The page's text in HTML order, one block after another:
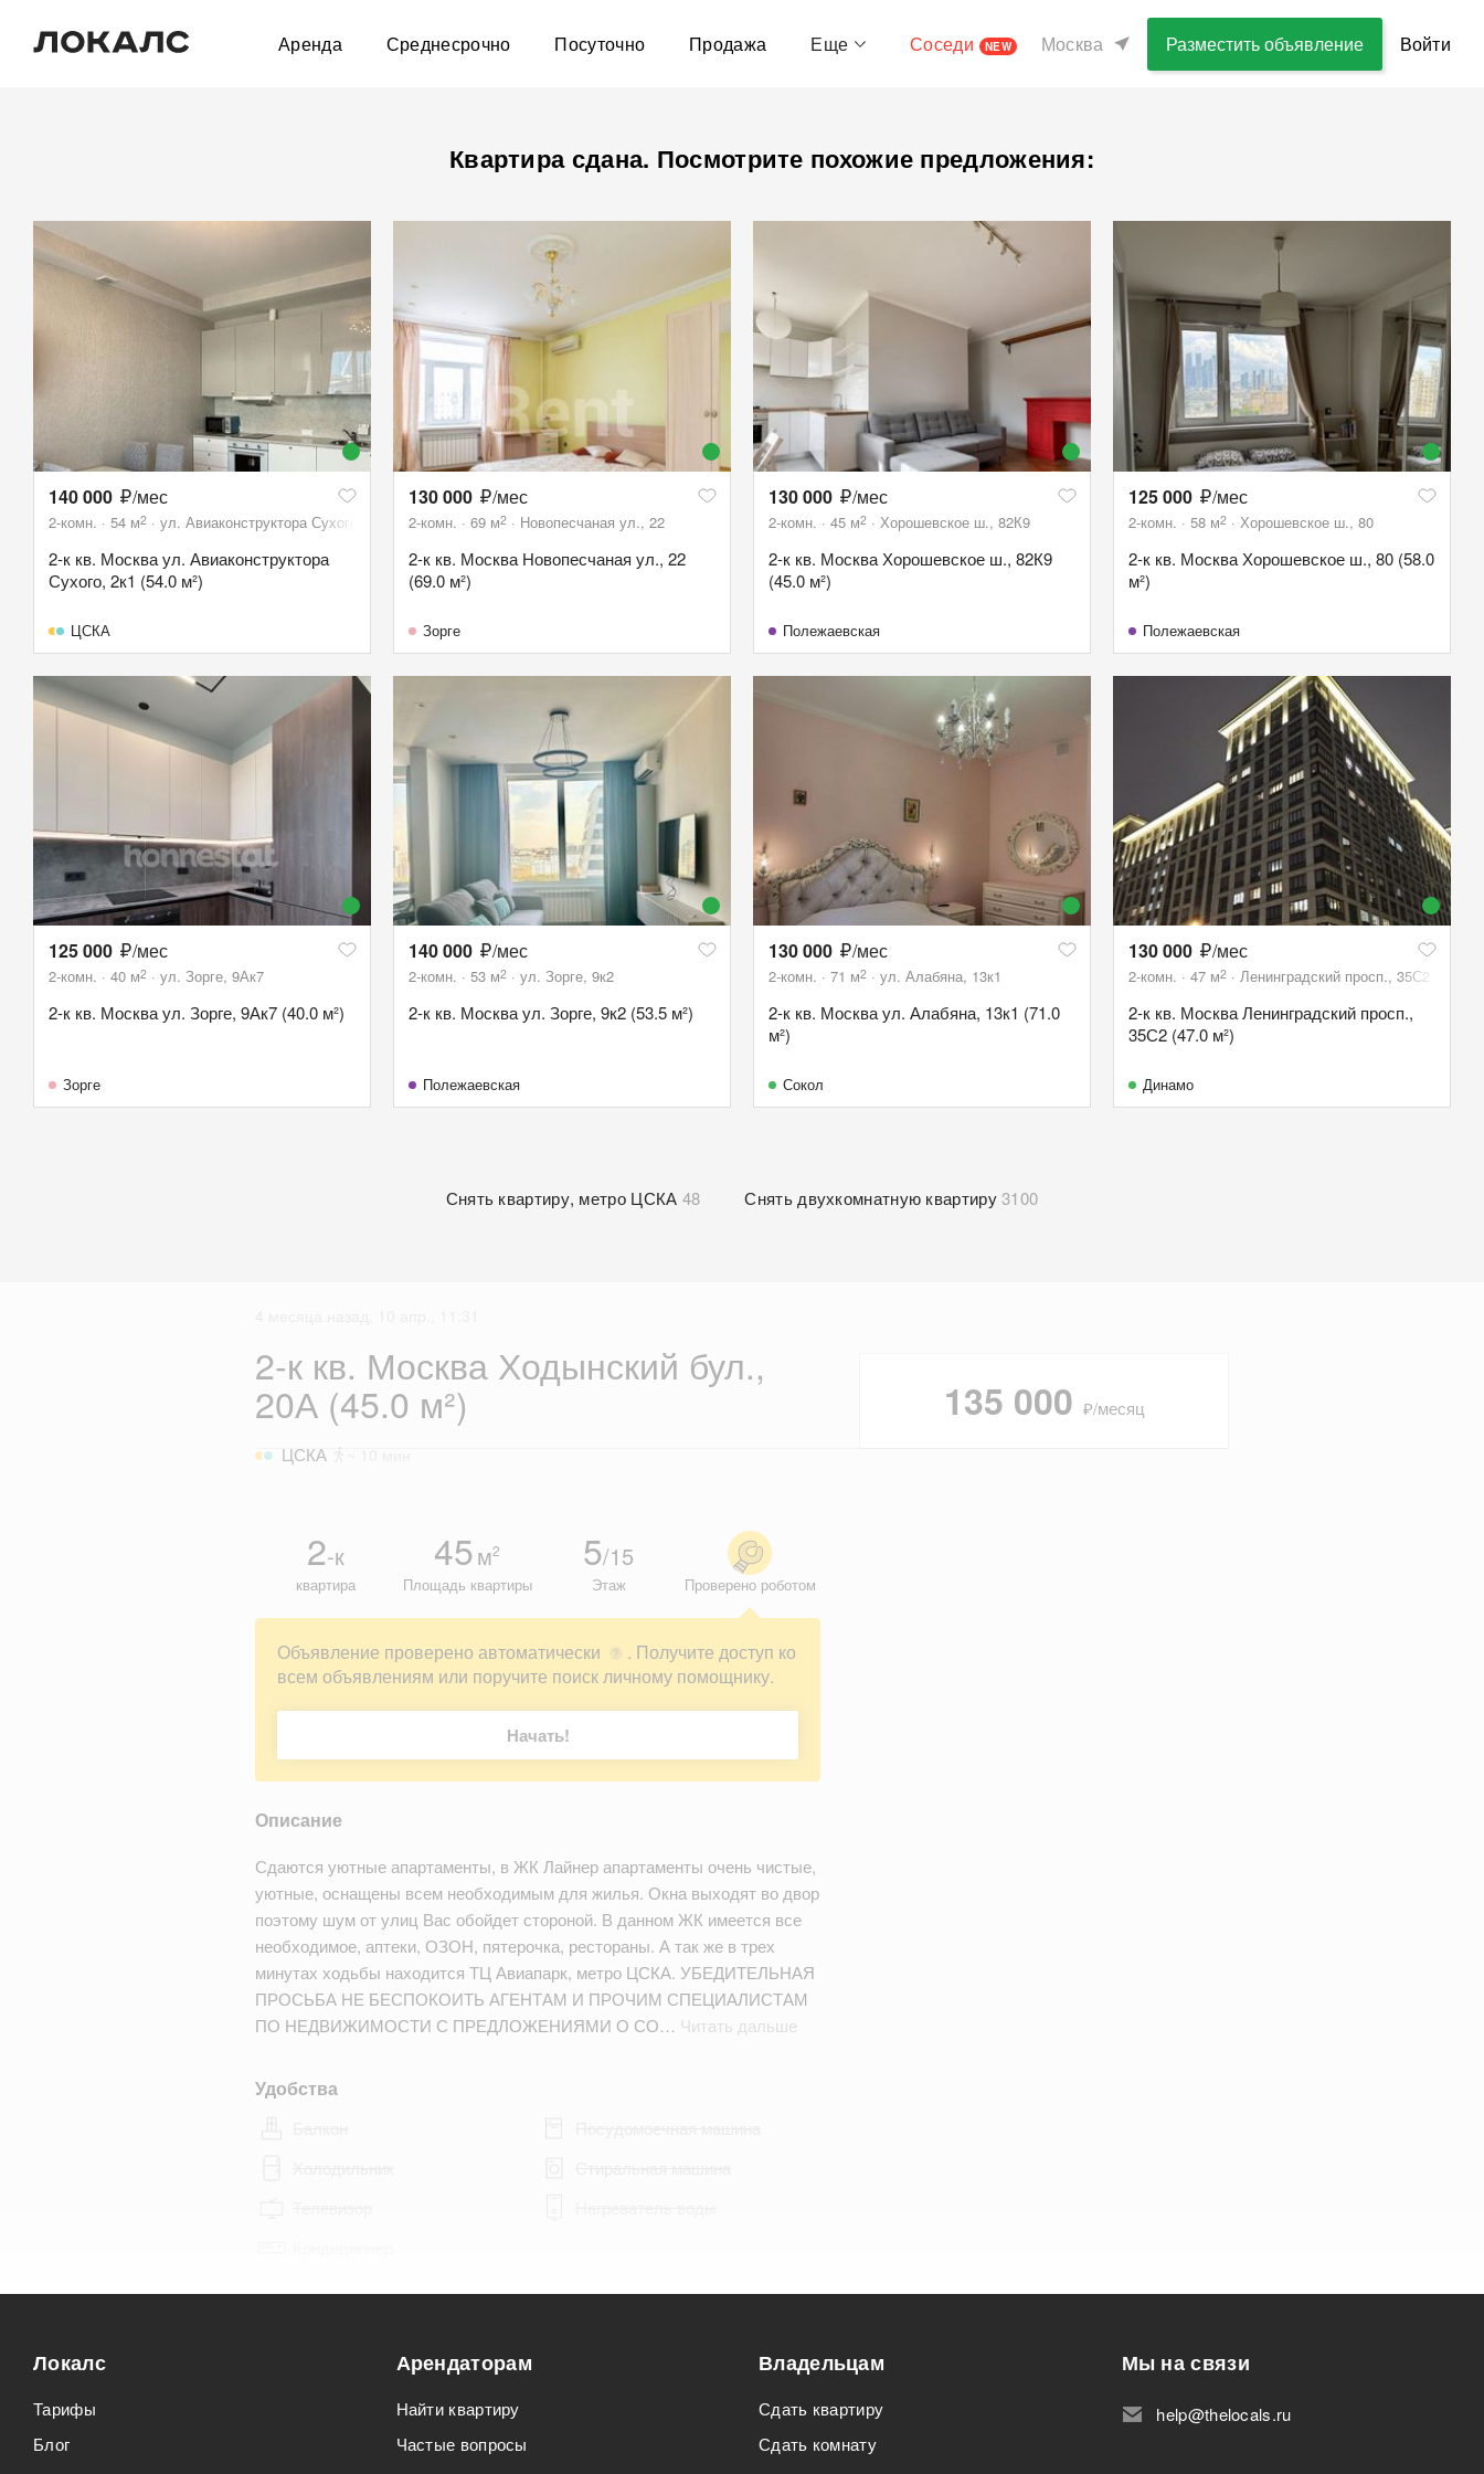
Аренда Среднесрочно Посуточно Продажа Еще Соседи NEW Москва Разместить объявление Войти
Квартира сдана. Посмотрите похожие предложения:
140 000 /мес
2-комн. 54 м2 ул. Авиаконструктора Сухого, 2к1
2-к кв. Москва ул. Авиаконструктора
Сухого, 2к1 (54.0 м²)
ЦСКА
130 000 /мес
2-комн. 69 м2 Новопесчаная ул., 22
2-к кв. Москва Новопесчаная ул., 22
(69.0 м²)
Зорге
130 000 /мес
2-комн. 45 м2 Хорошевское ш., 82К9
2-к кв. Москва Хорошевское ш., 82К9
(45.0 м²)
Полежаевская
125 000 /мес
2-комн. 58 м2 Хорошевское ш., 80
2-к кв. Москва Хорошевское ш., 80 (58.0
м²)
Полежаевская
125 000 /мес
2-комн. 40 м2 ул. Зорге, 9Ак7
2-к кв. Москва ул. Зорге, 9Ак7 (40.0 м²)
Зорге
140 000 /мес
2-комн. 53 м2 ул. Зорге, 9к2
2-к кв. Москва ул. Зорге, 9к2 (53.5 м²)
Полежаевская
130 000 /мес
2-комн. 71 м2 ул. Алабяна, 13к1
2-к кв. Москва ул. Алабяна, 13к1 (71.0
м²)
Сокол
130 000 /мес
2-комн. 47 м2 Ленинградский просп., 35С2
2-к кв. Москва Ленинградский просп.,
35С2 (47.0 м²)
Динамо
Снять квартиру, метро ЦСКА 48 Снять двухкомнатную квартиру 3100
2-к кв. Москва Ходынский бул.,
20А (45.0 м²)
ЦСКА
2-к
квартира
45м2
Площадь квартиры
5/15
Этаж Проверено роботом
Объявление проверено автоматически ?
. Получите доступ ко
всем объявлениям или поручите поиск личному помощнику.
Начать!
Описание
Сдаются уютные апартаменты, в ЖК Лайнер апартаменты очень чистые,
уютные, оснащены всем необходимым для жилья. Окна выходят во двор
поэтому шум от улиц Вас обойдет стороной. В данном ЖК имеется все
необходимое, аптеки, ОЗОН, пятерочка, рестораны. А так же в трех
минутах ходьбы находится ТЦ Авиапарк, метро ЦСКА. УБЕДИТЕЛЬНАЯ
ПРОСЬБА НЕ БЕСПОКОИТЬ АГЕНТАМ И ПРОЧИМ СПЕЦИАЛИСТАМ
ПО НЕДВИЖИМОСТИ С ПРЕДЛОЖЕНИЯМИ О СО… Читать дальше
Удобства
Подходит для мероприятий
135 000 ₽/месяц
Локалс
Тарифы
Блог
Арендаторам
Найти квартиру
Частые вопросы
Владельцам
Сдать квартиру
Сдать комнату
Мы на связи
help@thelocals.ru